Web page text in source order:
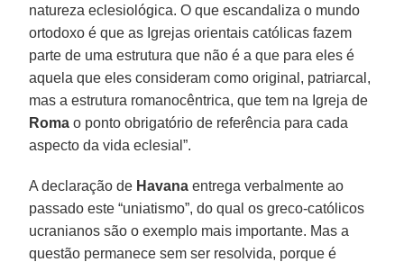
natureza eclesiológica. O que escandaliza o mundo
ortodoxo é que as Igrejas orientais católicas fazem
parte de uma estrutura que não é a que para eles é
aquela que eles consideram como original, patriarcal,
mas a estrutura romanocêntrica, que tem na Igreja de
Roma o ponto obrigatório de referência para cada
aspecto da vida eclesial”.
A declaração de Havana entrega verbalmente ao
passado este “uniatismo”, do qual os greco-católicos
ucranianos são o exemplo mais importante. Mas a
questão permanece sem ser resolvida, porque é